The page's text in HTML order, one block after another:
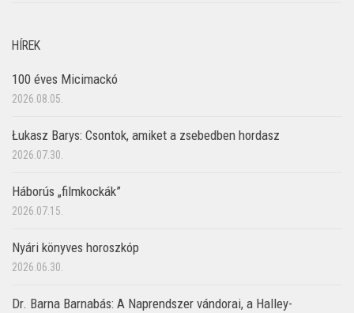
HÍREK
100 éves Micimackó
2026.08.05.
Łukasz Barys: Csontok, amiket a zsebedben hordasz
2026.07.30.
Háborús „filmkockák”
2026.07.15.
Nyári könyves horoszkóp
2026.06.30.
Dr. Barna Barnabás: A Naprendszer vándorai, a Halley-